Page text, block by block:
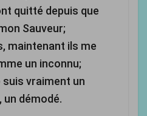
quitté depuis que
Sauveur;
maintenant ils me
un inconnu;
suis vraiment un
un démodé.